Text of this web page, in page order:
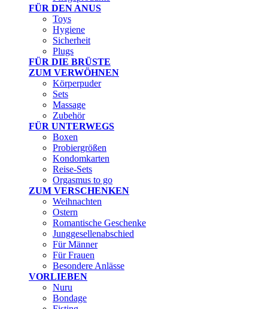
FÜR DEN ANUS
Toys
Hygiene
Sicherheit
Plugs
FÜR DIE BRÜSTE
ZUM VERWÖHNEN
Körperpuder
Sets
Massage
Zubehör
FÜR UNTERWEGS
Boxen
Probiergrößen
Kondomkarten
Reise-Sets
Orgasmus to go
ZUM VERSCHENKEN
Weihnachten
Ostern
Romantische Geschenke
Junggesellenabschied
Für Männer
Für Frauen
Besondere Anlässe
VORLIEBEN
Nuru
Bondage